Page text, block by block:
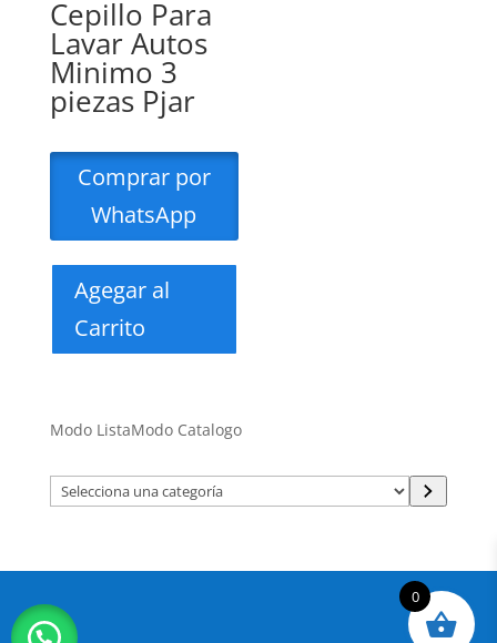
Cepillo Para
Lavar Autos
Minimo 3
piezas Pjar
Comprar por
WhatsApp
Agegar al
Carrito
Modo ListaModo Catalogo
Selecciona
una
0